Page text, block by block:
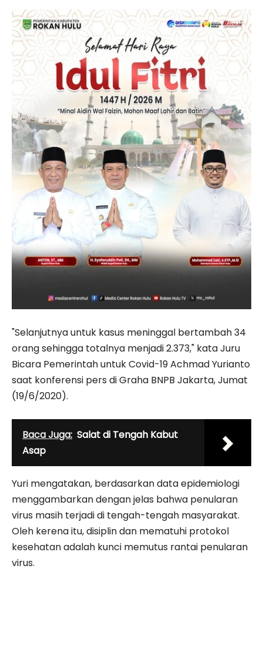
"Selanjutnya untuk kasus meninggal bertambah 34
orang sehingga totalnya menjadi 2.373," kata Juru
Bicara Pemerintah untuk Covid-19 Achmad Yurianto
saat konferensi pers di Graha BNPB Jakarta, Jumat
(19/6/2020).
Baca Juga: Salat di Tengah Kabut
Asap
Yuri mengatakan, berdasarkan data epidemiologi
menggambarkan dengan jelas bahwa penularan
virus masih terjadi di tengah-tengah masyarakat.
Oleh kerena itu, disiplin dan mematuhi protokol
kesehatan adalah kunci memutus rantai penularan
virus.